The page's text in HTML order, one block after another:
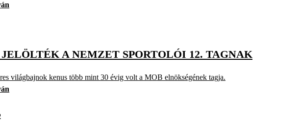
A NEMZET SPORTOLÓI 12. TAGNAK
világbajnok kenus több mint 30 évig volt a MOB elnökségének tagja.